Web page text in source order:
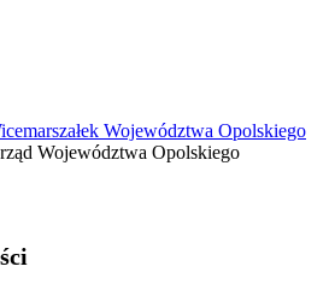
Województwa Opolskiego
Województwa Opolskiego